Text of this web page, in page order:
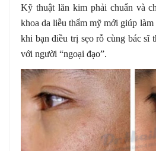
Kỹ thuật lăn kim phải chuẩn và
khoa da liễu thẩm mỹ mới giúp
khi bạn điều trị sẹo rỗ cùng bác sĩ
với người “ngoại đạo”.